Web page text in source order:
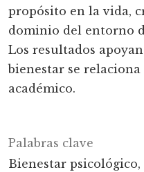
Palabras clave
Bienestar psicológico
propósito en la vida,
dominio del entorno
Los resultados
bienestar se
académico.